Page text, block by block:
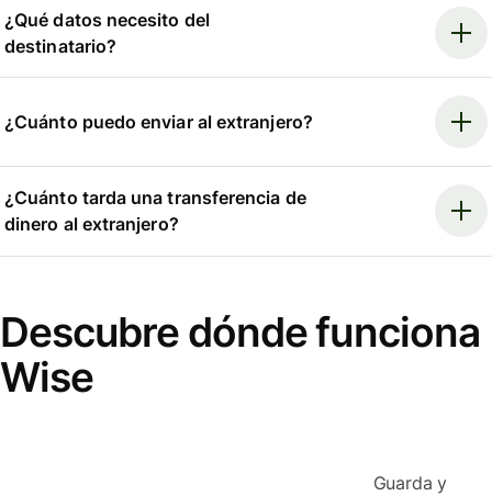
¿Qué datos necesito del
destinatario?
¿Cuánto puedo enviar al extranjero?
¿Cuánto tarda una transferencia de
dinero al extranjero?
Descubre dónde funciona
Wise
Guarda y